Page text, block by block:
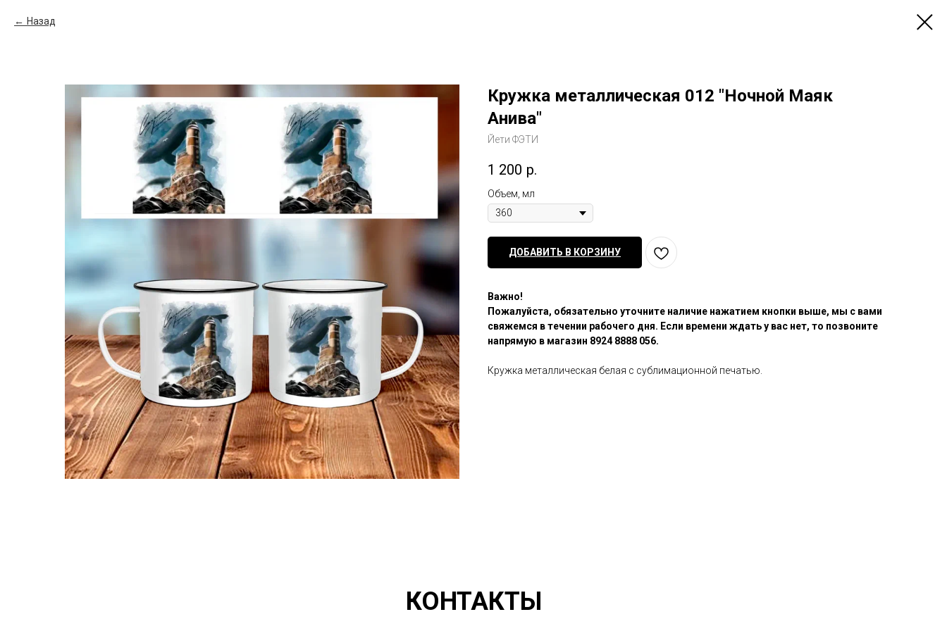
Назад
Кружка металлическая 012 "Ночной Маяк
Анива"
Йети ФЭТИ
1 200 р.
Объем, мл
ДОБАВИТЬ В КОРЗИНУ
Важно!
Пожалуйста, обязательно уточните наличие нажатием кнопки выше, мы с вами
свяжемся в течении рабочего дня. Если времени ждать у вас нет, то позвоните
напрямую в магазин 8924 8888 056.
Кружка металлическая белая с сублимационной печатью.
КОНТАКТЫ